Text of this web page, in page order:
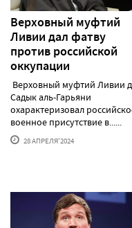
Верховный муфтий
Ливии дал фатву
против российской
оккупации
Верховный муфтий Ливии
Садык аль-Гарьяни
охарактеризовал
военное присутствие в......
28 АПРЕЛЯ'2024